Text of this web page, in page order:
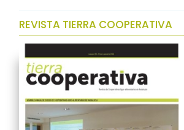
REVISTA TIERRA COOPERATIVA